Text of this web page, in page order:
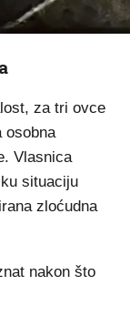
za tri ovce
osobna
Vlasnica
situaciju
zloćudna
nakon što